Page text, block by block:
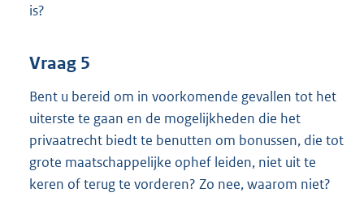
is?
Vraag 5
Bent u bereid om in voorkomende gevallen tot het
uiterste te gaan en de mogelijkheden die het
privaatrecht biedt te benutten om bonussen, die tot
grote maatschappelijke ophef leiden, niet uit te
keren of terug te vorderen? Zo nee, waarom niet?